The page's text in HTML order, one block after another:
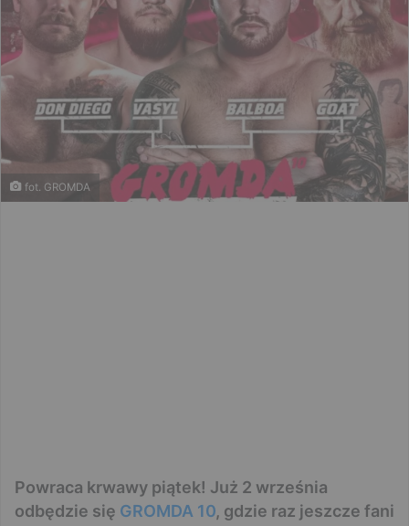
fot. GROMDA
Powraca krwawy piątek! Już 2 września
odbędzie się GROMDA 10, gdzie raz jeszcze fani